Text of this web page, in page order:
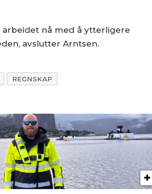
nå med å ytterligere
avslutter Arntsen.
REGNSKAP